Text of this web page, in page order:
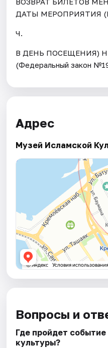
ДАТЫ МЕРОПРИЯТИЯ
Ч.
В ДЕНЬ ПОСЕЩЕНИЯ)
(Федеральный закон
Адрес
Музей Исламской
Вопросы и
Где пройдет
культуры?